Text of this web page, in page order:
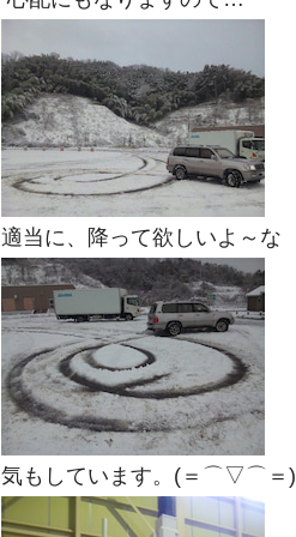
適当に、降って欲しいよ～な
気もしています。(＝⌒▽⌒＝)